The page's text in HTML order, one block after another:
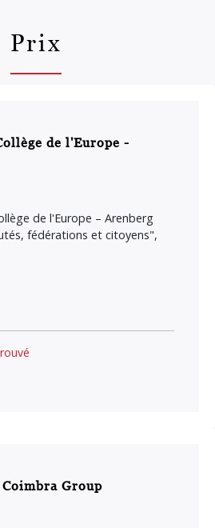
Prix
de l'Europe -
de l'Europe – Arenberg
fédérations et citoyens",
Group